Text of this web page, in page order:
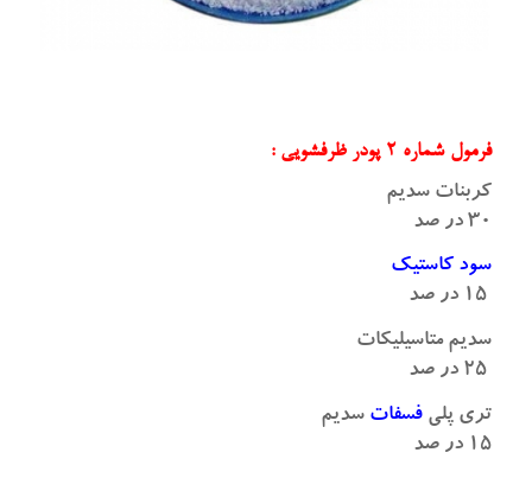
فرمول شماره ۲ پودر ظرفشویی :
کربنات سدیم
۳۰ در صد
سود کاستیک
سدیم متاسیلیکات
تری پلیفسفات سدیم
۱۵ در صد